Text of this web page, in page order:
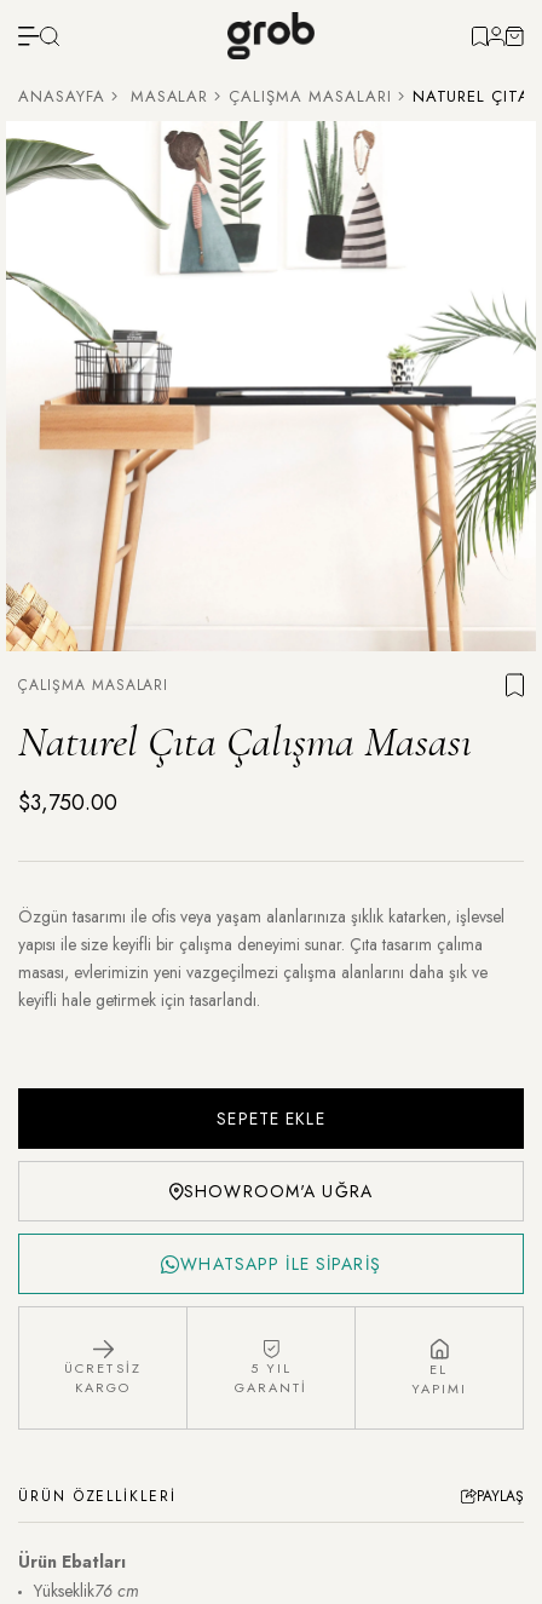
ANASAYFA MASALAR ÇALIŞMA MASALARI NATUREL ÇITA
ÇALIŞMA MASALARI
Naturel Çıta Çalışma Masası
$3,750.00
Özgün tasarımı ile ofis veya yaşam alanlarınıza şıklık katarken, işlevsel
yapısı ile size keyifli bir çalışma deneyimi sunar. Çıta tasarım çalıma
masası, evlerimizin yeni vazgeçilmezi çalışma alanlarını daha şık ve
keyifli hale getirmek için tasarlandı.
SHOWROOM'A UĞRA
WHATSAPP İLE SİPARİŞ
ÜCRETSİZ
KARGO
5 YIL
GARANTİ
EL
YAPIMI
ÜRÜN ÖZELLIKLERI
Ürün Ebatları
Yükseklik76 cm
PAYLAŞ